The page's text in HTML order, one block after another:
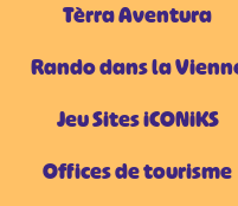
Tèrra Aventura
Rando dans la
Jeu Sites iCONiKS
Offices de tourisme